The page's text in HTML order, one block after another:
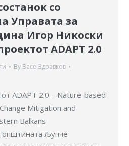
со
Управата за
Игор Никоски
ADAPT 2.0
By Васе Здравков
ADAPT 2.0 – Nature-based
Mitigation and
Balkans
општината Љупче